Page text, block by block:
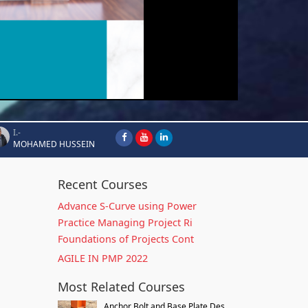
I.-
MOHAMED HUSSEIN
Recent Courses
Advance S-Curve using Power
Practice Managing Project Ri
Foundations of Projects Cont
AGILE IN PMP 2022
Most Related Courses